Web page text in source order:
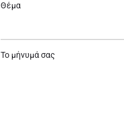
Θέμα
Το μήνυμά σας